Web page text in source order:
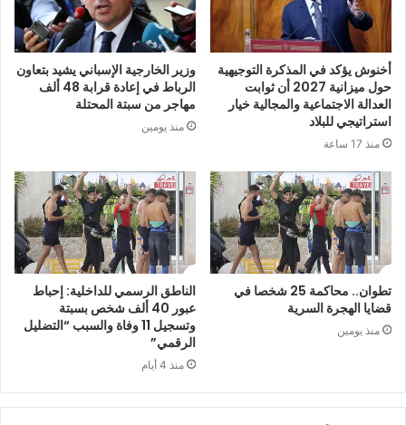
أخنوش يؤكد في المذكرة التوجيهية
حول ميزانية 2027 أن ثوابت
العدالة الاجتماعية والمجالية خيار
استراتيجي للبلاد
منذ 17 ساعة
وزير الخارجية الإسباني يشيد بتعاون
الرباط في إعادة قرابة 48 ألف
مهاجر من سبتة المحتلة
منذ يومين
تطوان.. محاكمة 25 شخصا في
قضايا الهجرة السرية
منذ يومين
الناطق الرسمي للداخلية: إحباط
عبور 40 ألف شخص بسبتة
وتسجيل 11 وفاة والسبب “التضليل
الرقمي”
منذ 4 أيام